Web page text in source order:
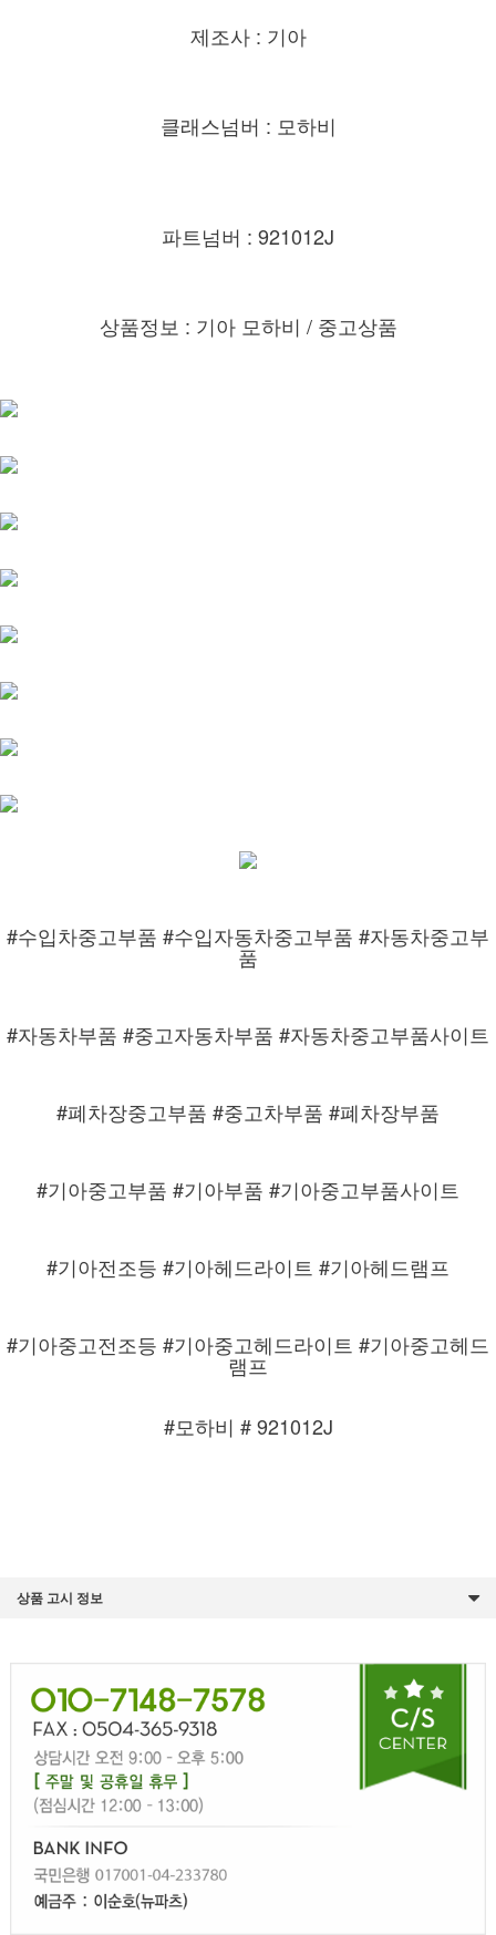
제조사 : 기아
클래스넘버 : 모하비
파트넘버 : 921012J
상품정보 : 기아 모하비 / 중고상품
#수입차중고부품 #수입자동차중고부품 #자동차중고부
품
#자동차부품 #중고자동차부품 #자동차중고부품사이트
#폐차장중고부품 #중고차부품 #폐차장부품
#기아중고부품 #기아부품 #기아중고부품사이트
#기아전조등 #기아헤드라이트 #기아헤드램프
#기아중고전조등 #기아중고헤드라이트 #기아중고헤드
램프
#모하비 # 921012J
상품 고시 정보